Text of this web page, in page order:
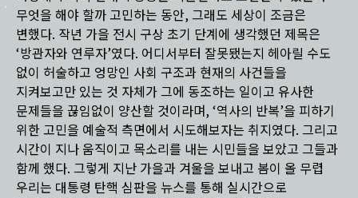
무엇을 해야 할까 고민하는 동안, 그래도 세상이 조금은
변했다. 작년 가을 전시 구상 초기 단계에 생각했던 제목은
‘방관자와 연루자’였다. 어디서부터 잘못됐는지 헤아릴 수도
없이 허술하고 엉망인 사회 구조과 현재의 사건들을
지켜보고만 있는 것 자체가 그에 동조하는 일이고 유사한
문제들을 끊임없이 양산할 것이라며, ‘역사의 반복’을 피하기
위한 고민을 예술적 측면에서 시도해보자는 취지였다. 그리고
시간이 지나 움직이고 목소리를 내는 시민들을 보았고 그들과
함께 했다. 그렇게 지난 가을과 겨울을 보내고 봄이 올 무렵
우리는 대통령 탄핵 심판을 뉴스를 통해 실시간으로